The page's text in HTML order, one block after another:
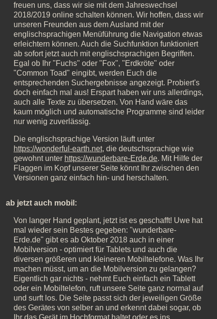
freuen uns, dass wir sie mit dem Jahreswechsel
2018/2019 online schalten können. Wir hoffen, dass wir
unseren Freunden aus dem Ausland mit der
englischsprachigen Menüführung die Navigation etwas
erleichtern können. Auch die Suchfunktion funktioniert
ab sofort jetzt auch mit englischsprachigen Begriffen.
Egal ob Ihr "Fuchs" oder "Fox", "Erdkröte" oder
"Common Toad" eingibt, werden Euch die
entsprechenden Suchergebnisse angezeigt. Probiert's
doch einfach mal aus! Erspart haben wir uns allerdings,
auch alle Texte zu übersetzen. Von Hand wäre das
kaum möglich und automatische Programme sind leider
nur wenig zuverlässig.
Die englischsprachige Version läuft unter
https://wonderful-earth.net, die deutschsprachige wie
gewohnt unter https://wunderbare-Erde.de. Mit Hilfe der
Flaggen im Kopf unserer Seite könnt Ihr zwischen den
Versionen ganz einfach hin- und herschalten.
ab jetzt auch mobil:
Von langer Hand geplant, jetzt ist es geschafft! Uwe hat
mal wieder sein Bestes gegeben: "wunderbare-
Erde.de" gibt es ab Oktober 2018 auch in einer
Mobilversion - optimiert für Tablets und auch die
diversen größeren und kleineren Mobiltelefone. Was Ihr
machen müsst, um an die Mobilversion zu gelangen?
Eigentlich gar nichts - nehmt Euch einfach ein Tablett
oder ein Mobiltelefon, ruft unsere Seite ganz normal auf
und surft los. Die Seite passt sich der jeweiligen Größe
des Gerätes von selber an und erkennt dabei sogar, ob
Ihr das Gerät im Hochformat haltet oder es ins